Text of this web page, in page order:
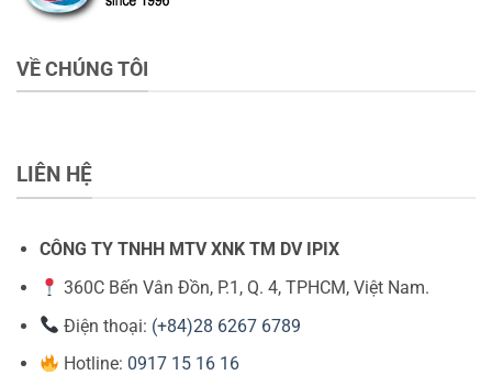
VỀ CHÚNG TÔI
LIÊN HỆ
CÔNG TY TNHH MTV XNK TM DV IPIX
360C Bến Vân Đồn, P.1, Q. 4, TPHCM, Việt Nam.
Điện thoại: (+84)28 6267 6789
Hotline: 0917 15 16 16